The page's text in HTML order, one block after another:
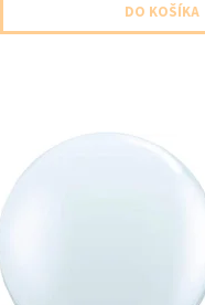
balon diamantovy ciry-
konfetami,balonikmi atd
nenafukany